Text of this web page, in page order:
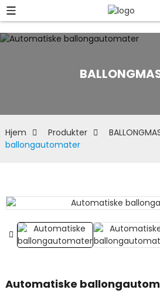
Hjem Produkter
ballongautomater
Automatiske